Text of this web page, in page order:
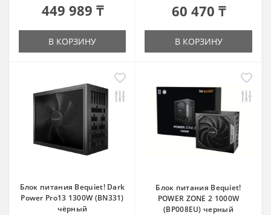
449 989 ₸
В КОРЗИНУ
60 470 ₸
В КОРЗИНУ
Блок питания Bequiet! Dark
Power Pro13 1300W (BN331)
чёрный
Блок питания Bequiet!
POWER ZONE 2 1000W
(BP008EU) черный